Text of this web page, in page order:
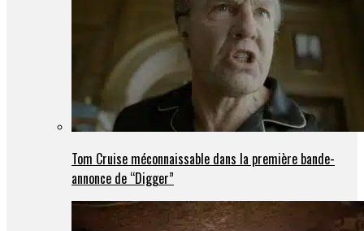
Tom Cruise méconnaissable dans la première bande-
annonce de “Digger”